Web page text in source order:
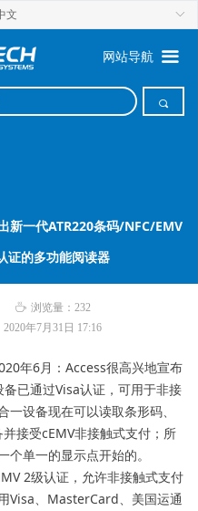
끠
끀
网站导航
ꀅ
文
新一代ATR220条码/NFC/EMV
证的多功能阅读器
年6月：Access很高兴地宣布
已通过Visa认证，可用于非接
一设备现在可以读取条形码、
并接受cEMV非接触式支付；所
个单一的显示点开始的。
2级认证，允许非接触式支付
Visa、MasterCard、美国运通
2020年7月31日 17:16
ꄘ 浏览量： 232